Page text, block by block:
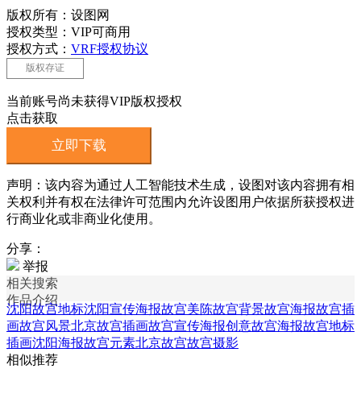
版权所有：设图网
授权类型：VIP可商用
授权方式： VRF授权协议
版权存证
当前账号尚未获得VIP版权授权
点击获取
立即下载
声明：该内容为通过人工智能技术生成，设图对该内容拥有相
关权利并有权在法律许可范围内允许设图用户依据所获授权进
行商业化或非商业化使用。
分享：
举报
相关搜索
作品介绍
沈阳故宫地标沈阳宣传海报故宫美陈故宫背景故宫海报故宫插
画故宫风景北京故宫插画故宫宣传海报创意故宫海报故宫地标
插画沈阳海报故宫元素北京故宫故宫摄影
相似推荐